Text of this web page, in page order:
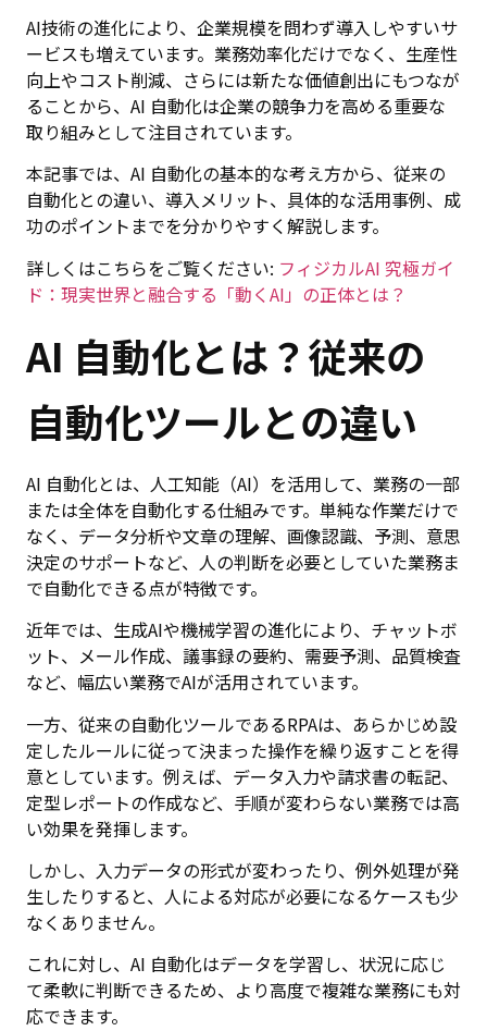
AI技術の進化により、企業規模を問わず導入しやすいサ
ービスも増えています。業務効率化だけでなく、生産性
向上やコスト削減、さらには新たな価値創出にもつなが
ることから、AI 自動化は企業の競争力を高める重要な
取り組みとして注目されています。
本記事では、AI 自動化の基本的な考え方から、従来の
自動化との違い、導入メリット、具体的な活用事例、成
功のポイントまでを分かりやすく解説します。
詳しくはこちらをご覧ください: フィジカルAI 究極ガイ
ド：現実世界と融合する「動くAI」の正体とは？
AI 自動化とは？従来の
自動化ツールとの違い
AI 自動化とは、人工知能（AI）を活用して、業務の一部
または全体を自動化する仕組みです。単純な作業だけで
なく、データ分析や文章の理解、画像認識、予測、意思
決定のサポートなど、人の判断を必要としていた業務ま
で自動化できる点が特徴です。
近年では、生成AIや機械学習の進化により、チャットボ
ット、メール作成、議事録の要約、需要予測、品質検査
など、幅広い業務でAIが活用されています。
一方、従来の自動化ツールであるRPAは、あらかじめ設
定したルールに従って決まった操作を繰り返すことを得
意としています。例えば、データ入力や請求書の転記、
定型レポートの作成など、手順が変わらない業務では高
い効果を発揮します。
しかし、入力データの形式が変わったり、例外処理が発
生したりすると、人による対応が必要になるケースも少
なくありません。
これに対し、AI 自動化はデータを学習し、状況に応じ
て柔軟に判断できるため、より高度で複雑な業務にも対
応できます。